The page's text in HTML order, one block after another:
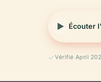
Écouter
Vérifié April